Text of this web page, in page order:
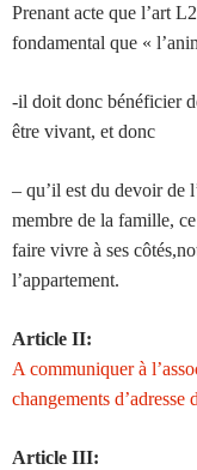
Prenant acte que l’art
fondamental que «
-il doit donc bénéficier
être vivant, et donc
– qu’il est du devoir de
membre de la famille,
faire vivre à ses
l’appartement.
Article II:
A communiquer à
changements d’adresse
Article III: